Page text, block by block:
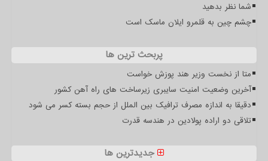
شما نظر بدهید
چشم چین به قلمرو ایلان ماسک است
پربحث ترین ها
متا از نخست وزیر هند پوزش خواست
آخرین وضعیت امنیت سایبری زیرساخت های راه آهن کشور
دقیقا به اندازه مصرف ترافیک بین الملل از حجم بسته کسر می شود
تلاقی دو اراده پولادین در هندسه قدرت
جدیدترین ها